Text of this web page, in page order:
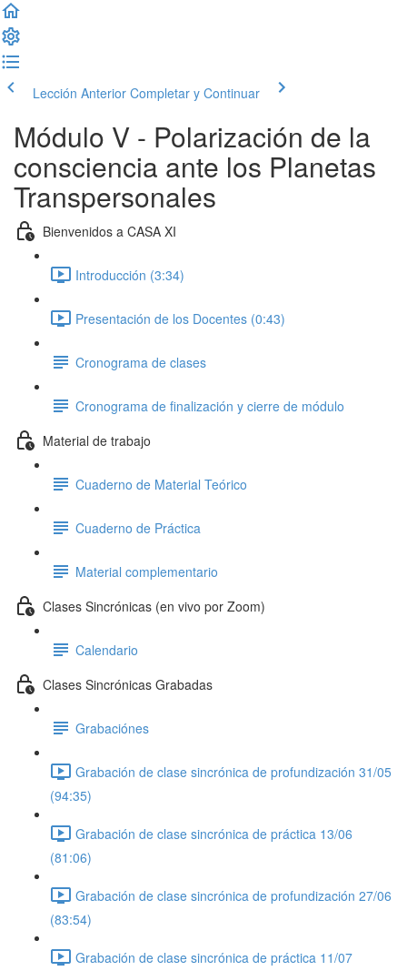
Lección Anterior Completar y Continuar
Módulo V - Polarización de la
consciencia ante los Planetas
Transpersonales
Bienvenidos a CASA XI
Introducción (3:34)
Presentación de los Docentes (0:43)
Cronograma de clases
Cronograma de finalización y cierre de módulo
Material de trabajo
Cuaderno de Material Teórico
Cuaderno de Práctica
Material complementario
Clases Sincrónicas (en vivo por Zoom)
Calendario
Clases Sincrónicas Grabadas
Grabaciónes
Grabación de clase sincrónica de profundización 31/05
(94:35)
Grabación de clase sincrónica de práctica 13/06
(81:06)
Grabación de clase sincrónica de profundización 27/06
(83:54)
Grabación de clase sincrónica de práctica 11/07